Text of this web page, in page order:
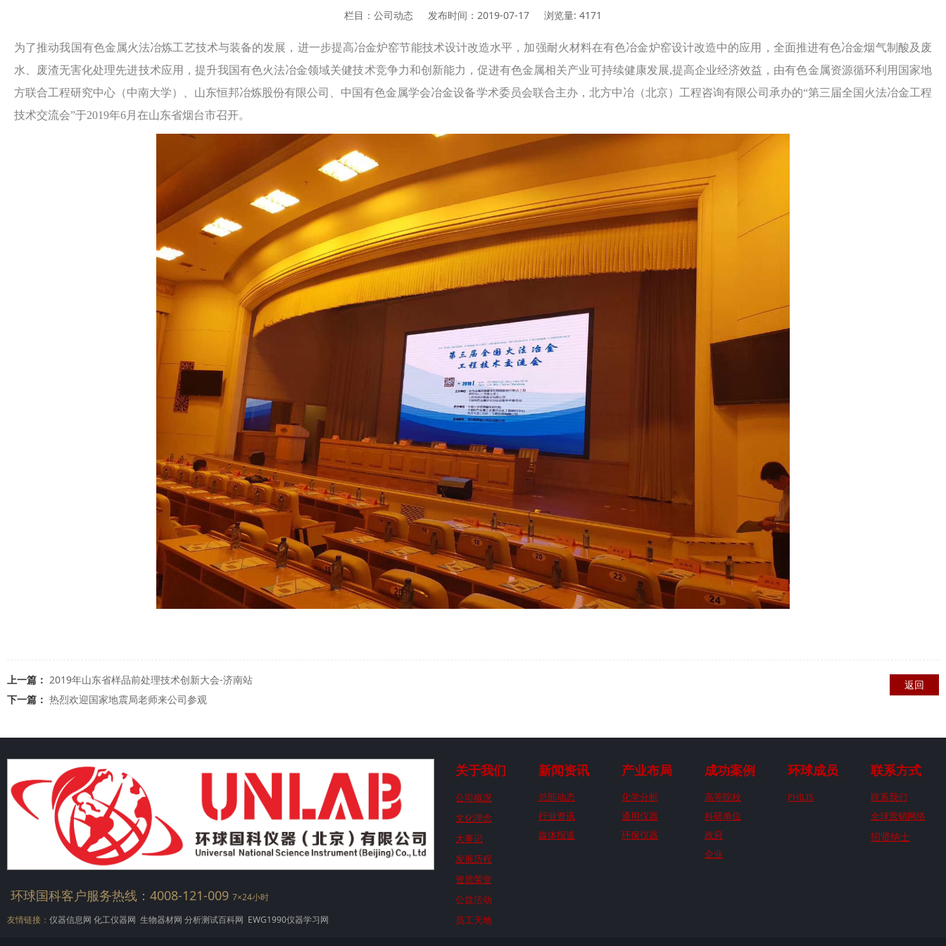
栏目：公司动态 发布时间：2019-07-17 浏览量: 4171
为了推动我国有色金属火法冶炼工艺技术与装备的发展，进一步提高冶金炉窑节能技术设计改造水平，加强耐火材料在有色冶金炉窑设计改造中的应用，全面推进有色冶金烟气制酸及废
水、废渣无害化处理先进技术应用，提升我国有色火法冶金领域关健技术竞争力和创新能力，促进有色金属相关产业可持续健康发展,提高企业经济效益，由有色金属资源循环利用国家地
方联合工程研究中心（中南大学）、山东恒邦冶炼股份有限公司、中国有色金属学会冶金设备学术委员会联合主办，北方中冶（北京）工程咨询有限公司承办的“第三届全国火法冶金工程
技术交流会”于2019年6月在山东省烟台市召开。
上一篇： 2019年山东省样品前处理技术创新大会-济南站
下一篇： 热烈欢迎国家地震局老师来公司参观
返回
环球国科客户服务热线：4008-121-009 7×24小时
友情链接： 仪器信息网 化工仪器网 生物器材网 分析测试百科网 EWG1990仪器学习网
关于我们
公司概况
文化理念
大事记
发展历程
资质荣誉
公益活动
员工天地
新闻资讯
总部动态
行业资讯
媒体报道
产业布局
化学分析
通用仪器
环保仪器
成功案例
高等院校
科研单位
政府
企业
环球成员
PHILIS
联系方式
联系我们
全球营销网络
招贤纳士